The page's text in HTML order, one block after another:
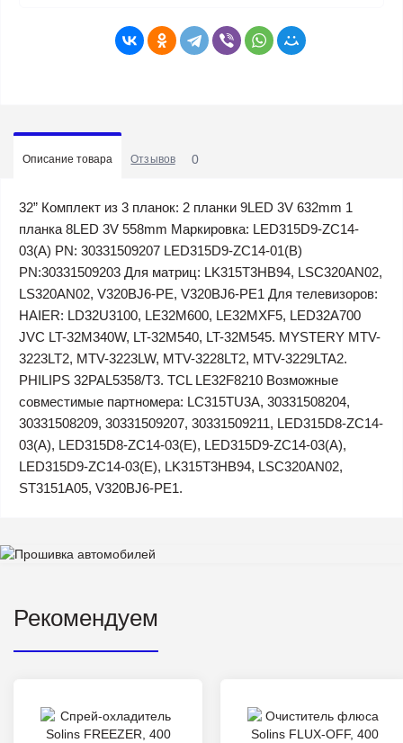
Описание товара Отзывов 0
32” Комплект из 3 планок: 2 планки 9LED 3V 632mm 1
планка 8LED 3V 558mm Маркировка: LED315D9-ZC14-
03(A) PN: 30331509207 LED315D9-ZC14-01(B)
PN:30331509203 Для матриц: LK315T3HB94, LSC320AN02,
LS320AN02, V320BJ6-PE, V320BJ6-PE1 Для телевизоров:
HAIER: LD32U3100, LE32M600, LE32MXF5, LED32A700
JVC LT-32M340W, LT-32M540, LT-32M545. MYSTERY MTV-
3223LT2, MTV-3223LW, MTV-3228LT2, MTV-3229LTA2.
PHILIPS 32PAL5358/T3. TCL LE32F8210 Возможные
совместимые партномера: LC315TU3A, 30331508204,
30331508209, 30331509207, 30331509211, LED315D8-ZC14-
03(A), LED315D8-ZC14-03(E), LED315D9-ZC14-03(A),
LED315D9-ZC14-03(E), LK315T3HB94, LSC320AN02,
ST3151A05, V320BJ6-PE1.
Рекомендуем